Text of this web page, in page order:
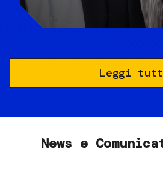
Leggi
News e